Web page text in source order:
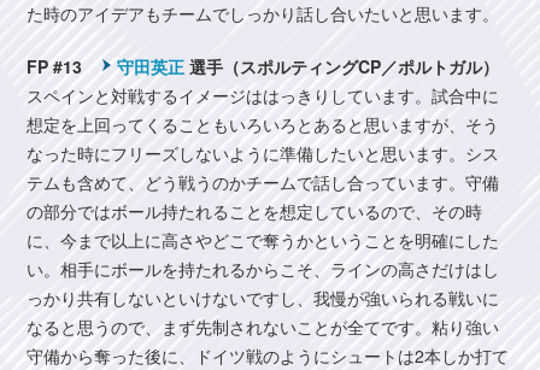
た時のアイデアもチームでしっかり話し合いたいと思います。
FP #13 守田英正 選手（スポルティングCP／ポルトガル）
スペインと対戦するイメージははっきりしています。試合中に
想定を上回ってくることもいろいろとあると思いますが、そう
なった時にフリーズしないように準備したいと思います。シス
テムも含めて、どう戦うのかチームで話し合っています。守備
の部分ではボール持たれることを想定しているので、その時
に、今まで以上に高さやどこで奪うかということを明確にした
い。相手にボールを持たれるからこそ、ラインの高さだけはし
っかり共有しないといけないですし、我慢が強いられる戦いに
なると思うので、まず先制されないことが全てです。粘り強い
守備から奪った後に、ドイツ戦のようにシュートは2本しか打て